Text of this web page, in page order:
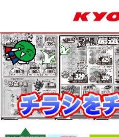
テ
ン
ツ
へ
ス
キ
プ
すマ第19-129号